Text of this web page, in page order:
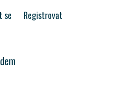
se Registrovat